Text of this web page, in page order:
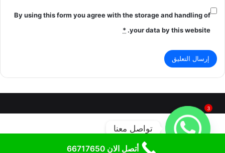
By using this form you agree with the storage and handling of
your data by this website.
*
أتصل الان 66717650
3
تواصل معنا